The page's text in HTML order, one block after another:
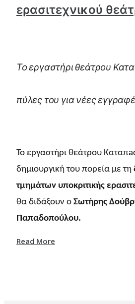
ερασιτεχνικού
Το εργαστήρι θεάτρου
πύλες του για νέες
Το εργαστήρι θεάτρου
δημιουργική του πορεία με τη
τμημάτων υποκριτικής
θα διδάξουν ο Σωτήρης
Παπαδοπούλου.
Read More